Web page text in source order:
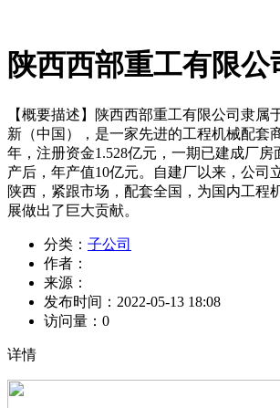
陕西西部重工有限公
【概要描述】
陕西西部重工有限公司隶属
新（中国），是一家先进的工程机械配套
年，注册资金1.528亿元，一期已建成厂房
产后，年产值10亿元。自建厂以来，公司
陕西，紧跟市场，配套全国，为国内工程
展做出了巨大贡献。
分类： 子公司
作者：
来源：
发布时间： 2022-05-13 18:08
访问量： 0
详情